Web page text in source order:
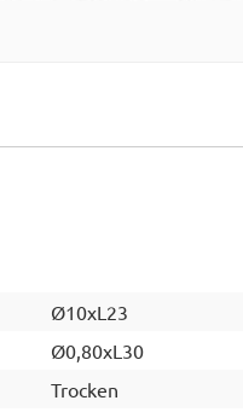
Ø10xL23
Ø0,80xL30
Trocken